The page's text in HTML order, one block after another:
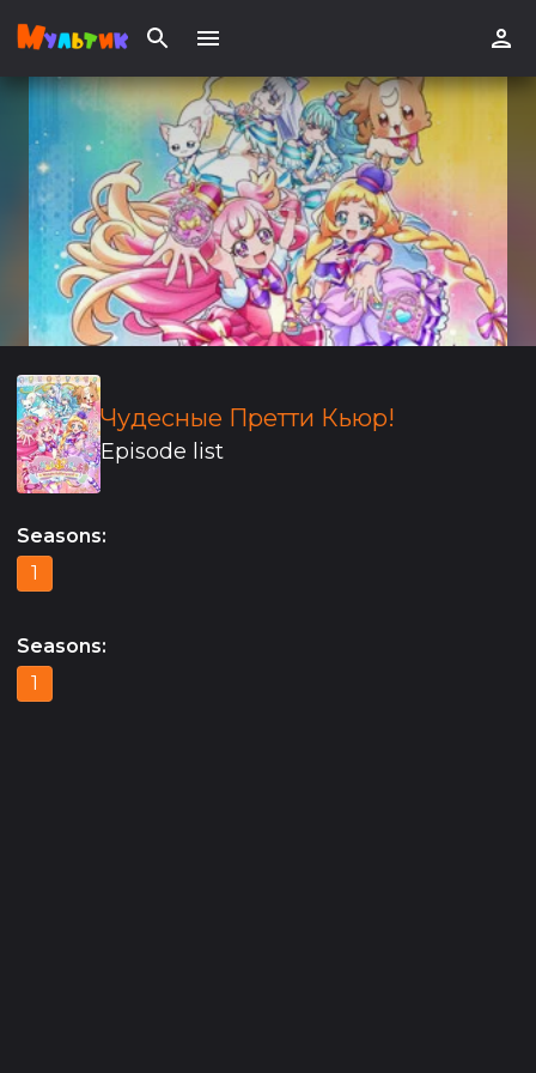
Чудесные Претти Кьюр!
Episode list
Seasons:
1
Seasons:
1